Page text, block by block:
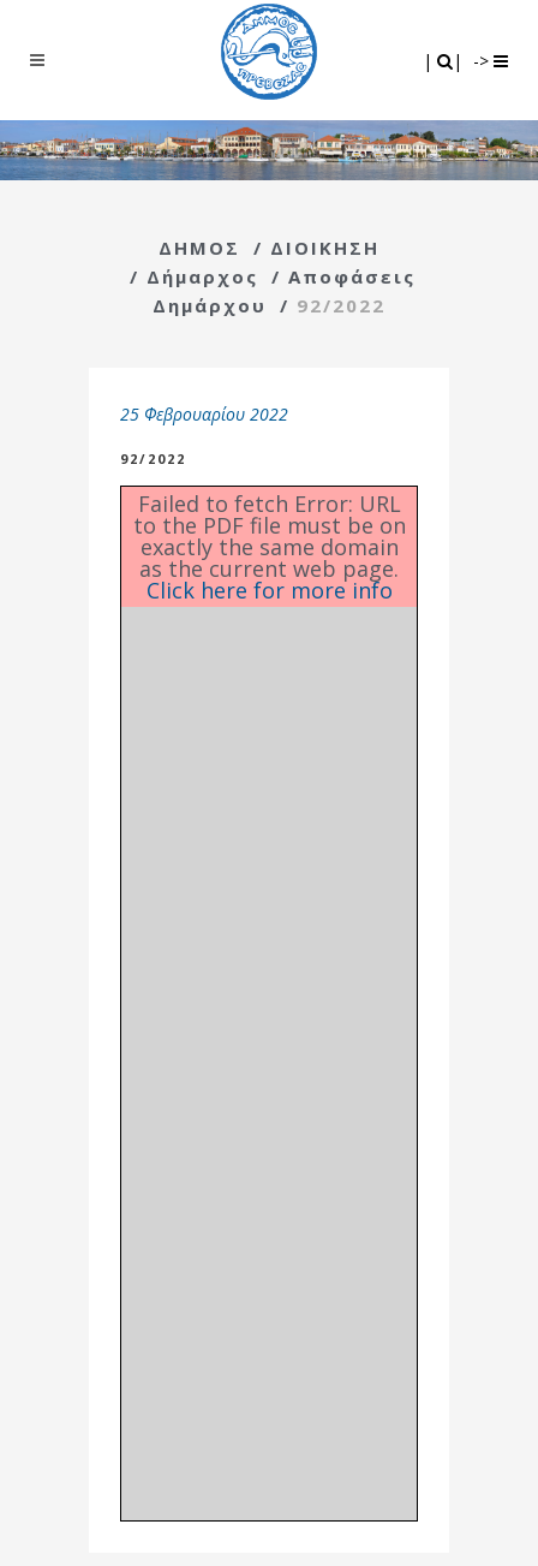
| | ->
ΔΗΜΟΣ / ΔΙΟΙΚΗΣΗ
/ Δήμαρχος / Αποφάσεις
Δημάρχου
/ 92/2022
25 Φεβρουαρίου 2022
92/2022
Failed to fetch Error: URL
to the PDF file must be on
exactly the same domain
as the current web page.
Click here for more info